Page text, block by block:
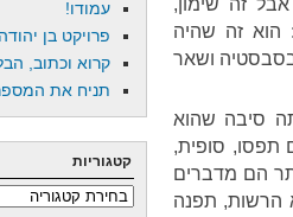
זה שימון,
הוא זה שהיה
ושאר
סיבה שהוא
תפסו, סופית,
הם מדברים
הרשות, תפנה
עמודו!
פרויקט בן יהודה
קרוא וכתוב,
תניח את
קטגוריות
קטגוריות